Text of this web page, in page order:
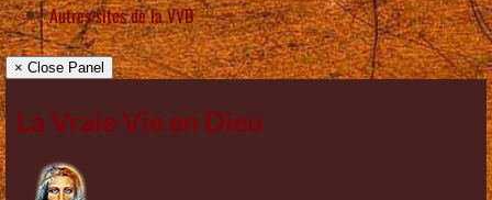
Autres sites de la VVD
× Close Panel
La Vraie Vie en Dieu